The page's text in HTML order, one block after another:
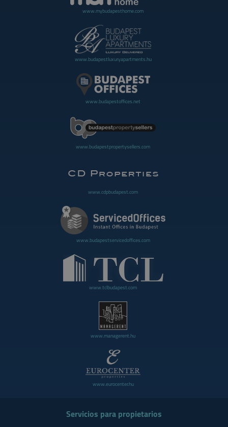
www.mybudapesthome.com
www.budapestluxuryapartments.hu
www.budapestoffices.net
www.budapestpropertysellers.com
www.cdpbudapest.com
www.budapestservicedoffices.com
www.tclbudapest.com
www.managerent.hu
www.eurocenter.hu
Servicios para propietarios